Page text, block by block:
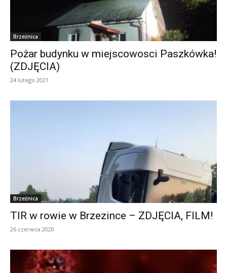
Brzeźnica
Pożar budynku w miejscowosci Paszkówka!
(ZDJĘCIA)
24 lutego 2021
Brzeźnica
TIR w rowie w Brzezince – ZDJĘCIA, FILM!
26 czerwca 2020